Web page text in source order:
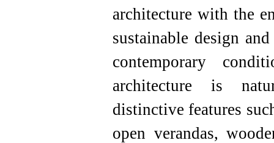
architecture with the
sustainable design
contemporary
architecture is
distinctive features
open verandas,